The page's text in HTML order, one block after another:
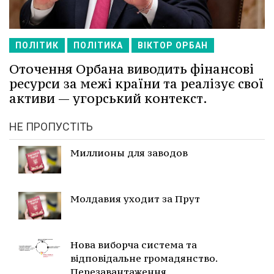
ПОЛІТИК ПОЛІТИКА ВІКТОР ОРБАН
Оточення Орбана виводить фінансові
ресурси за межі країни та реалізує свої
активи — угорський контекст.
НЕ ПРОПУСТІТЬ
Миллионы для заводов
Молдавия уходит за Прут
Нова виборча система та
відповідальне громадянство.
Перезавантаження